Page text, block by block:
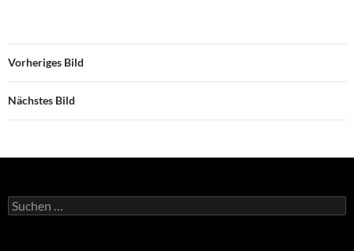
Vorheriges Bild
Nächstes Bild
Suchen
nach: